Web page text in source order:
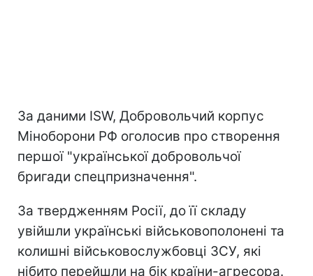
За даними ISW, Добровольчий корпус
Міноборони РФ оголосив про створення
першої "української добровольчої
бригади спецпризначення".
За твердженням Росії, до її складу
увійшли українські військовополонені та
колишні військовослужбовці ЗСУ, які
нібито перейшли на бік країни-агресора.